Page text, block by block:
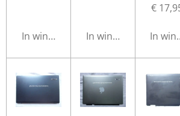
In winkelwagenIn winkelwagen
€
In